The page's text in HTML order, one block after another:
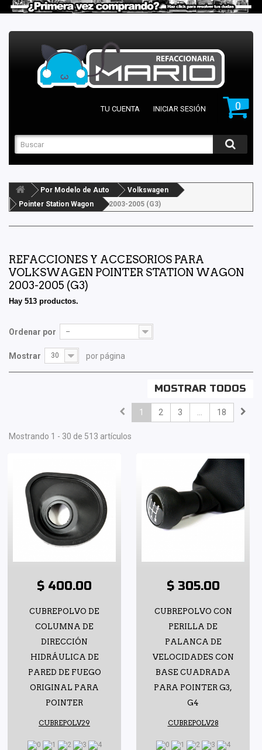
0
TU CUENTA INICIAR SESIÓN
Por Modelo de Auto
Volkswagen
Pointer Station Wagon
2003-2005 (G3)
REFACCIONES Y ACCESORIOS PARA
VOLKSWAGEN POINTER STATION WAGON
2003-2005 (G3)
Hay 513 productos.
Ordenar por --
Mostrar 30 por página
MOSTRAR TODOS
1 2 3 ... 18
Mostrando 1 - 30 de 513 artículos
$ 400.00
CUBREPOLVO DE
COLUMNA DE
DIRECCIÓN
HIDRÁULICA DE
PARED DE FUEGO
ORIGINAL PARA
POINTER
CUBREPOLV29
$ 305.00
CUBREPOLVO CON
PERILLA DE
PALANCA DE
VELOCIDADES CON
BASE CUADRADA
PARA POINTER G3,
G4
CUBREPOLV28